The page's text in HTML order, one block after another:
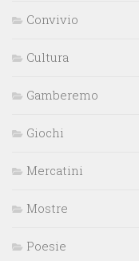
Convivio
Cultura
Gamberemo
Giochi
Mercatini
Mostre
Poesie